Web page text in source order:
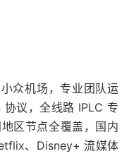
众机场，专业团队运
议，全线路 IPLC 专
区节点全覆盖，国内
、Disney+ 流媒体